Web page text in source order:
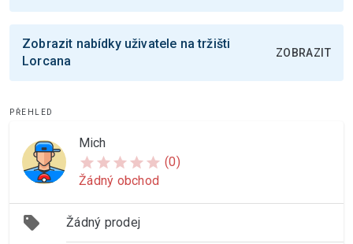
Zobrazit nabídky uživatele na tržišti
Lorcana
ZOBRAZIT
PŘEHLED
Mich
starstarstarstarstar (0)
Žádný obchod
sell Žádný prodej